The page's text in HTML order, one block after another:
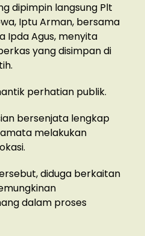
dipimpin langsung Plt
Iptu Arman, bersama
Ipda Agus, menyita
yang disimpan di
perhatian publik.
bersenjata lengkap
melakukan
diduga berkaitan
dalam proses